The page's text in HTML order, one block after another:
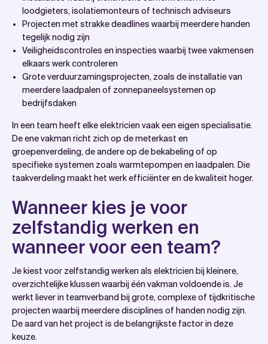
loodgieters, isolatiemonteurs of technisch adviseurs
Projecten met strakke deadlines waarbij meerdere handen
tegelijk nodig zijn
Veiligheidscontroles en inspecties waarbij twee vakmensen
elkaars werk controleren
Grote verduurzamingsprojecten, zoals de installatie van
meerdere laadpalen of zonnepaneelsystemen op
bedrijfsdaken
In een team heeft elke elektricien vaak een eigen specialisatie.
De ene vakman richt zich op de meterkast en
groepenverdeling, de andere op de bekabeling of op
specifieke systemen zoals warmtepompen en laadpalen. Die
taakverdeling maakt het werk efficiënter en de kwaliteit hoger.
Wanneer kies je voor
zelfstandig werken en
wanneer voor een team?
Je kiest voor zelfstandig werken als elektricien bij kleinere,
overzichtelijke klussen waarbij één vakman voldoende is. Je
werkt liever in teamverband bij grote, complexe of tijdkritische
projecten waarbij meerdere disciplines of handen nodig zijn.
De aard van het project is de belangrijkste factor in deze
keuze.